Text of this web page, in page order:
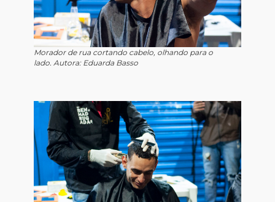
Morador de rua cortando cabelo, olhando para o
lado. Autora: Eduarda Basso